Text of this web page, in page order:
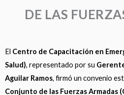
DE LAS
El Centro de Capacitación en
Salud), representado por su
Aguilar Ramos, firmó un convenio
Conjunto de las Fuerzas Armadas